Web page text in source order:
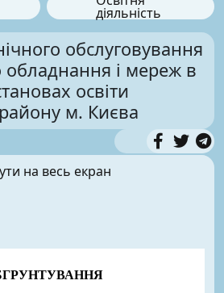
діяльність
обслуговування
обладнання і мереж в
освіти
м. Києва
на весь екран